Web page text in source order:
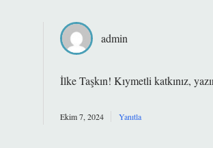
admin
İlke Taşkın! Kıymetli katkınız,
Ekim 7, 2024 Yanıtla